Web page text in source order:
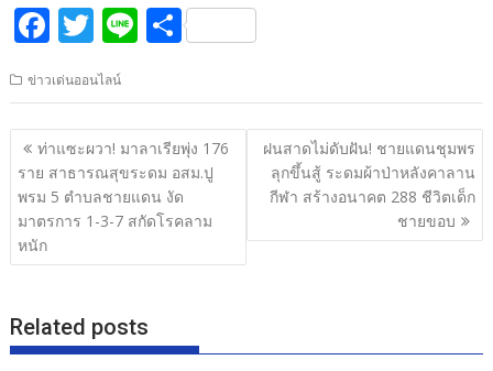
F
e
b
o
o
k
T
w
itt
er
Li
e
S
ar
e
ข่าวเด่นออนไลน์
แนะแนว
เรื่อง
ท่าแซะผวา! มาลาเรียพุ่ง 176
ราย สาธารณสุขระดม อสม.ปู
พรม 5 ตำบลชายแดน งัด
มาตรการ 1-3-7 สกัดโรคลาม
หนัก
ฝนสาดไม่ดับฝัน! ชายแดนชุมพร
ลุกขึ้นสู้ ระดมผ้าป่าหลังคาลาน
กีฬา สร้างอนาคต 288 ชีวิตเด็ก
ชายขอบ
Related posts